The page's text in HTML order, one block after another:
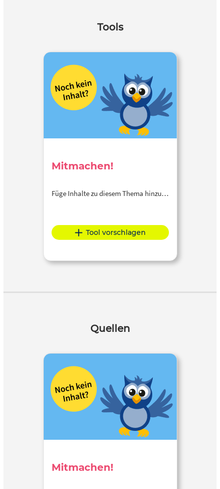
Tools
Mitmachen!
Füge Inhalte zu diesem Thema hinzu…
Tool vorschlagen
Quellen
Mitmachen!